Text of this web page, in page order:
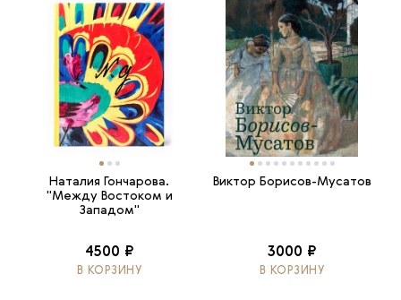
Наталия Гончарова.
"Между Востоком и
Западом"
4500 ₽
В КОРЗИНУ
Виктор Борисов-Мусатов
3000 ₽
В КОРЗИНУ